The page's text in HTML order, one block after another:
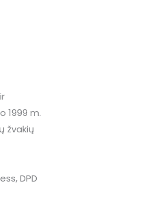
1999 m.
žvakių
DPD